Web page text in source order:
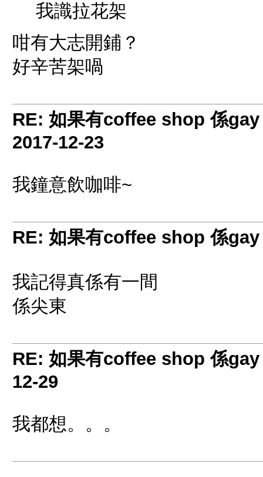
我識拉花架
咁有大志開鋪？
好辛苦架喎
RE: 如果有coffee shop 係
2017-12-23
我鐘意飲咖啡~
RE: 如果有coffee shop 係
我記得真係有一間
係尖東
RE: 如果有coffee shop 係
12-29
我都想。。。